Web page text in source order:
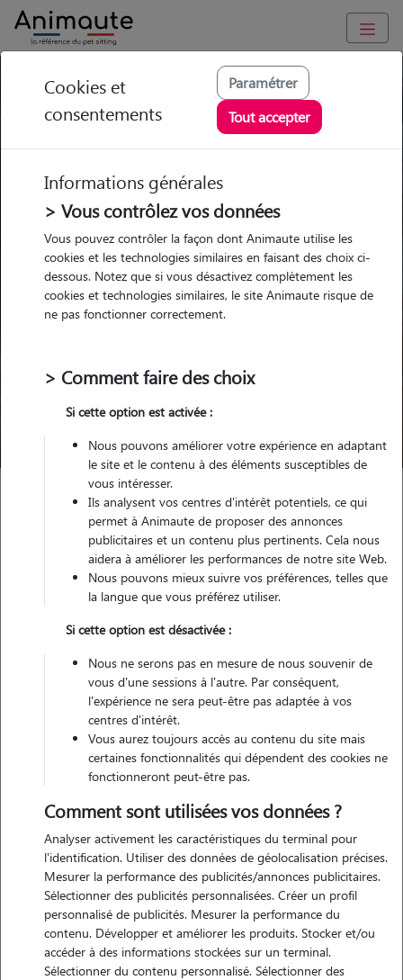
Trouvez votre gardien idéal !
Garde
chez le Pet Sitter
Garde
chez le Pet Sitter Visites
Visites
Pour quel animal ?
Trouver mon Pet Sitter
Garde animaux France
Pays-de-la-Loire
Loire-Atlantique
Nantes
Nos dog sitters à Nantes pour la
garde de votre chien
Cookies et
consentements
Paramétrer
Tout accepter
Informations générales
> Vous contrôlez vos données
Vous pouvez contrôler la façon dont Animaute utilise les
cookies et les technologies similaires en faisant des choix ci-
dessous. Notez que si vous désactivez complètement les
cookies et technologies similaires, le site Animaute risque de
ne pas fonctionner correctement.
> Comment faire des choix
Si cette option est activée :
Nous pouvons améliorer votre expérience en adaptant
le site et le contenu à des éléments susceptibles de
vous intéresser.
Ils analysent vos centres d'intérêt potentiels, ce qui
permet à Animaute de proposer des annonces
publicitaires et un contenu plus pertinents. Cela nous
aidera à améliorer les performances de notre site Web.
Nous pouvons mieux suivre vos préférences, telles que
la langue que vous préférez utiliser.
Si cette option est désactivée :
Nous ne serons pas en mesure de nous souvenir de
vous d'une sessions à l'autre. Par conséquent,
l'expérience ne sera peut-être pas adaptée à vos
centres d'intérêt.
Vous aurez toujours accès au contenu du site mais
certaines fonctionnalités qui dépendent des cookies ne
fonctionneront peut-être pas.
Comment sont utilisées vos données ?
Analyser activement les caractéristiques du terminal pour
l'identification. Utiliser des données de géolocalisation précises.
Mesurer la performance des publicités/annonces publicitaires.
Sélectionner des publicités personnalisées. Créer un profil
personnalisé de publicités. Mesurer la performance du
contenu. Développer et améliorer les produits. Stocker et/ou
accéder à des informations stockées sur un terminal.
Sélectionner du contenu personnalisé. Sélectionner des